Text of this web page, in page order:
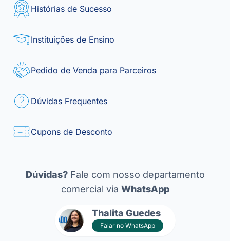
Histórias de Sucesso
Instituições de Ensino
Pedido de Venda para Parceiros
Dúvidas Frequentes
Cupons de Desconto
Dúvidas?Fale com nosso departamento
comercial via WhatsApp
Thalita Guedes
Falar no WhatsApp